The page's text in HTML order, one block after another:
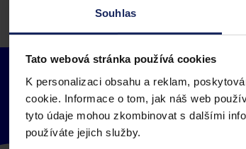
Souhlas
Tato webová stránka používá cookies
K personalizaci obsahu a reklam,
cookie. Informace o tom, jak náš web
tyto údaje mohou zkombinovat s dalšími
používáte jejich služby.